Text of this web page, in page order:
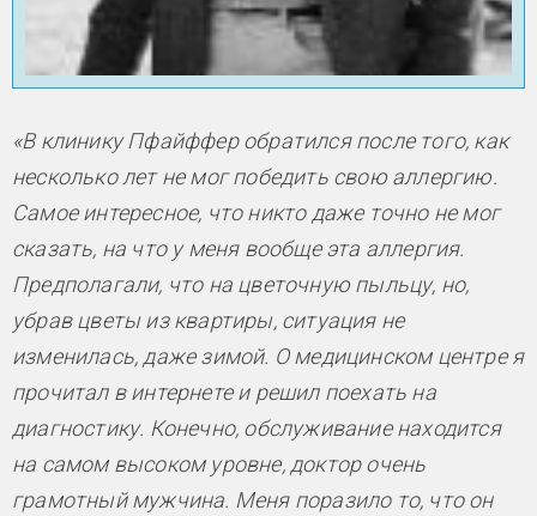
«В клинику Пфайффер обратился после того, как
несколько лет не мог победить свою аллергию.
Самое интересное, что никто даже точно не мог
сказать, на что у меня вообще эта аллергия.
Предполагали, что на цветочную пыльцу, но,
убрав цветы из квартиры, ситуация не
изменилась, даже зимой. О медицинском центре я
прочитал в интернете и решил поехать на
диагностику. Конечно, обслуживание находится
на самом высоком уровне, доктор очень
грамотный мужчина. Меня поразило то, что он